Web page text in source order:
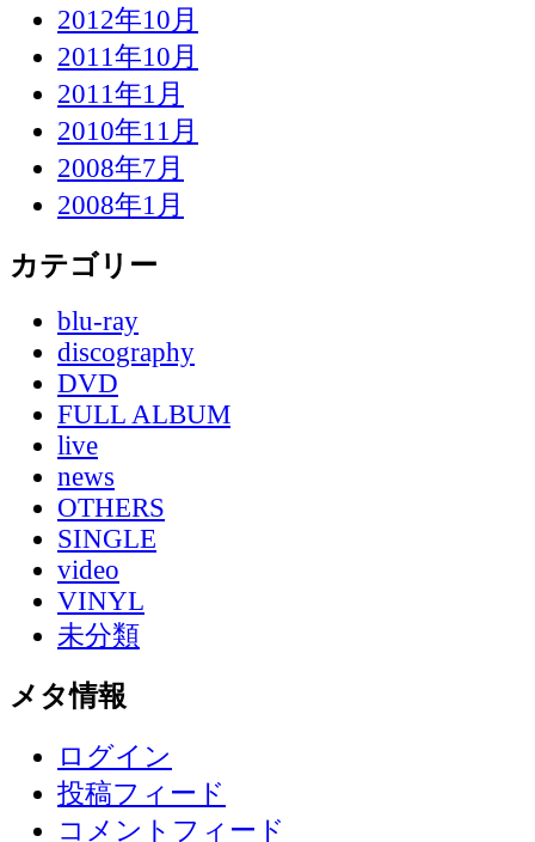
2012年10月
2011年10月
2011年1月
2010年11月
2008年7月
2008年1月
カテゴリー
blu-ray
discography
DVD
FULL ALBUM
live
news
OTHERS
SINGLE
video
VINYL
未分類
メタ情報
ログイン
投稿フィード
コメントフィード